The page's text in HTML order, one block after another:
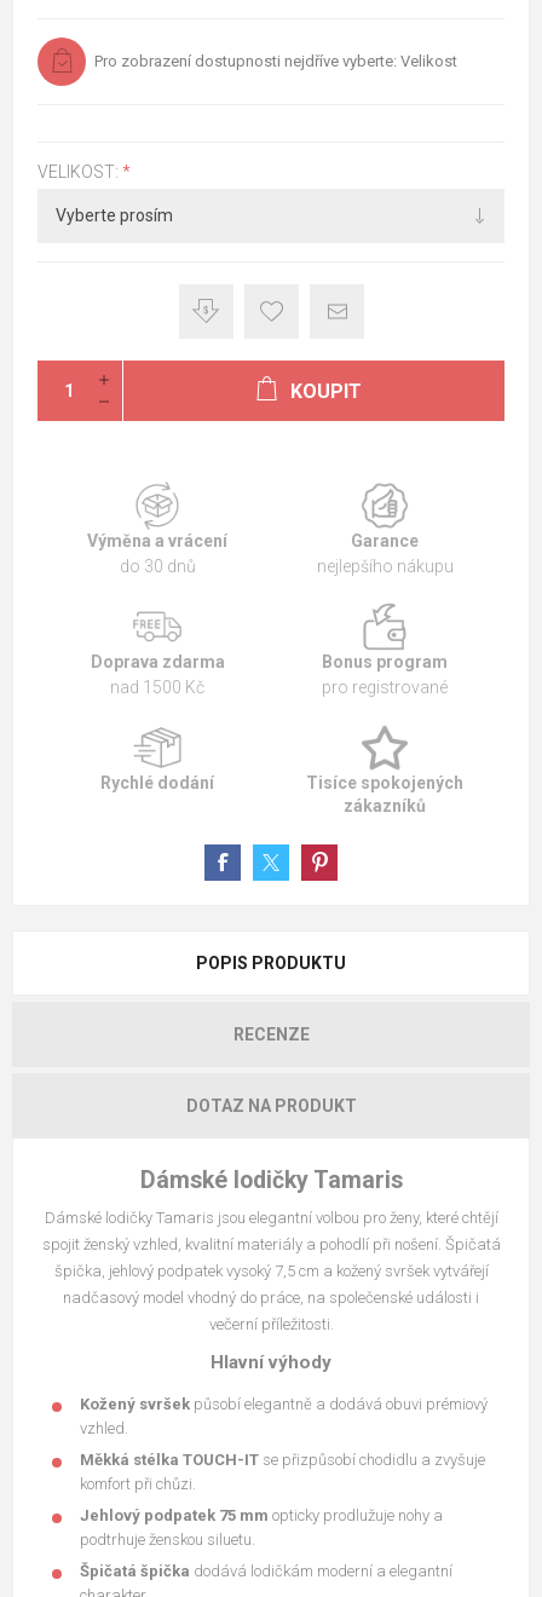
Pro zobrazení dostupnosti nejdříve vyberte: Velikost
VELIKOST: *
KOUPIT
Výměna a vrácení
do 30 dnů
Garance
nejlepšího nákupu
Doprava zdarma
nad 1500 Kč
Bonus program
pro registrované
Rychlé dodání
Tisíce spokojených
zákazníků
POPIS PRODUKTU
RECENZE
DOTAZ NA PRODUKT
Dámské lodičky Tamaris
Dámské lodičky Tamaris jsou elegantní volbou pro ženy, které chtějí
spojit ženský vzhled, kvalitní materiály a pohodlí při nošení. Špičatá
špička, jehlový podpatek vysoký 7,5 cm a kožený svršek vytvářejí
nadčasový model vhodný do práce, na společenské události i
večerní příležitosti.
Hlavní výhody
Kožený svršek působí elegantně a dodává obuvi prémiový
vzhled.
Měkká stélka TOUCH-IT se přizpůsobí chodidlu a zvyšuje
komfort při chůzi.
Jehlový podpatek 75 mm opticky prodlužuje nohy a
podtrhuje ženskou siluetu.
Špičatá špička dodává lodičkám moderní a elegantní